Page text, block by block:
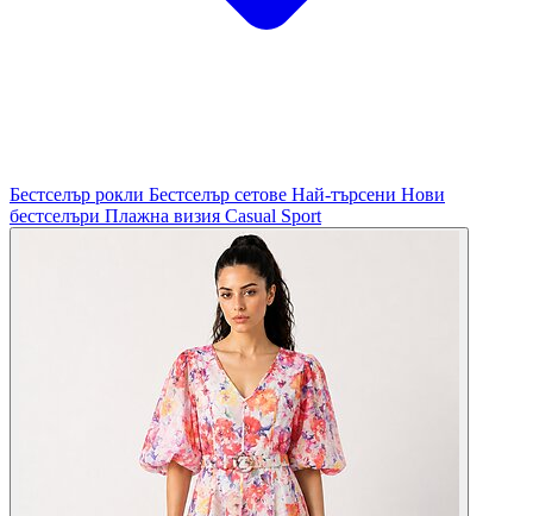
Бестселър рокли Бестселър сетове Най-търсени Нови
бестселъри Плажна визия Casual Sport